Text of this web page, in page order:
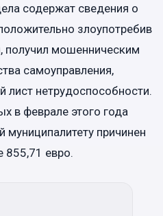
содержат сведения о
злоупотребив
мошенническим
самоуправления,
лист нетрудоспособности.
в феврале этого года
причинен
855,71 евро.